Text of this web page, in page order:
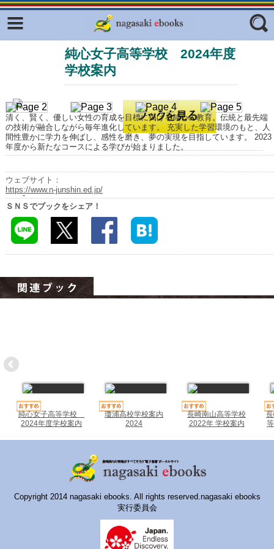
フリーワード
ジャンル
エリア
純心女子高等学校 2024年度
学校案内
清く、賢く、優しい女性の育成を目標に掲げる純心の教育。伝統と最先端
の技術が融合しながら毎年進化しています。 充実した学習環境のもと、人
間性豊かに学力を伸ばし、感性を磨き、夢の実現を目指しています。 2023
年度から新たなコースによる学びが始まりました。
ウェブサイト：
https://www.n-junshin.ed.jp/
ＳＮＳでブックをシェア！
純心女子高等学校
2024年度学校案内
瓊浦高校学校案内
2024
長崎南山高等学校
2022年 学校案内
Copyright 2014 nagasaki ebooks. All rights reserved.nagasaki ebooks
実行委員会
Facebook
ふくいろキラリプロジェクト
東京観光デジタルパンフレットギャ
ラリー（TOKYO Brochures）
復興応援企画
はじめてご利用される方へ
コンテンツ
明治日本の産業革命遺産
長崎と天草地方の潜伏キリシタン
関連遺産
大学・専門学校ナビ
ハイスクールナビ
おおむらebooks
みなみしまばらebooks
ながさき市ebooks
さいかいイーブックス